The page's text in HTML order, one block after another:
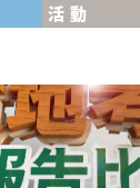
活動